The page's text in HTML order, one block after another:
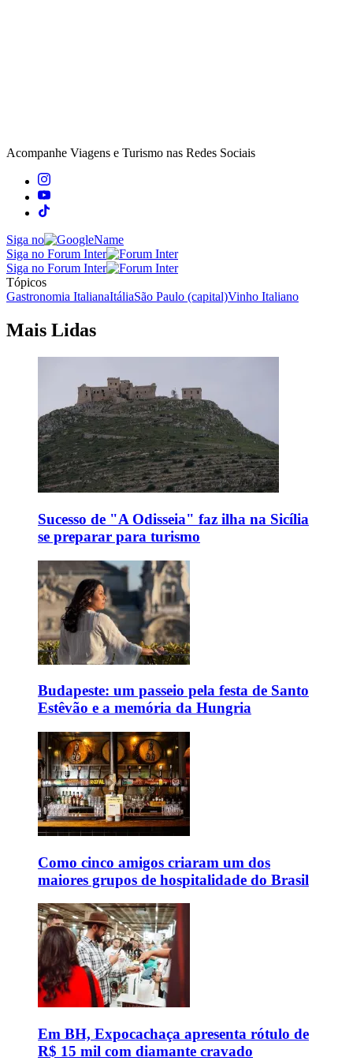
Acompanhe Viagens e Turismo nas Redes Sociais
Siga no
Siga no Forum Inter
Siga no Forum Inter
Tópicos
Gastronomia ItalianaItáliaSão Paulo (capital)Vinho Italiano
Mais Lidas
Sucesso de "A Odisseia" faz ilha na Sicília
se preparar para turismo
Budapeste: um passeio pela festa de Santo
Estêvão e a memória da Hungria
Como cinco amigos criaram um dos
maiores grupos de hospitalidade do Brasil
Em BH, Expocachaça apresenta rótulo de
R$ 15 mil com diamante cravado